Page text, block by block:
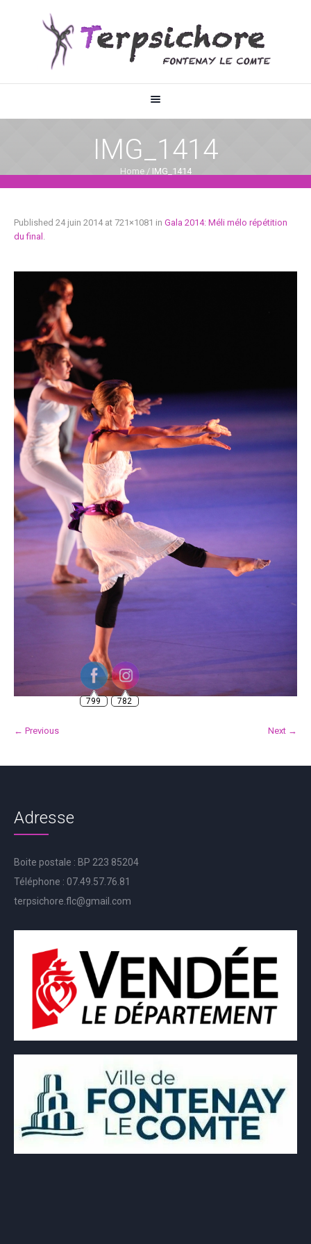
IMG_1414
Home / IMG_1414
Published 24 juin 2014at 721×1081 in Gala 2014: Méli mélo répétition
du final .
← Previous Next →
Adresse
Boite postale : BP 223 85204
Téléphone : 07.49.57.76.81
terpsichore.flc@gmail.com
799 782